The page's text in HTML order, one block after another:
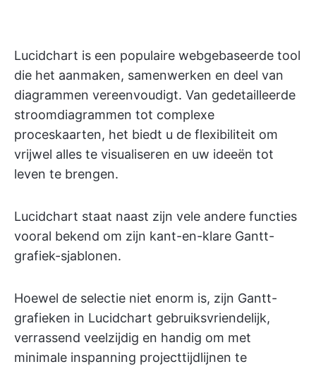
Lucidchart is een populaire webgebaseerde tool
die het aanmaken, samenwerken en deel van
diagrammen vereenvoudigt. Van gedetailleerde
stroomdiagrammen tot complexe
proceskaarten, het biedt u de flexibiliteit om
vrijwel alles te visualiseren en uw ideeën tot
leven te brengen.
Lucidchart staat naast zijn vele andere functies
vooral bekend om zijn kant-en-klare Gantt-
grafiek-sjablonen.
Hoewel de selectie niet enorm is, zijn Gantt-
grafieken in Lucidchart gebruiksvriendelijk,
verrassend veelzijdig en handig om met
minimale inspanning projecttijdlijnen te